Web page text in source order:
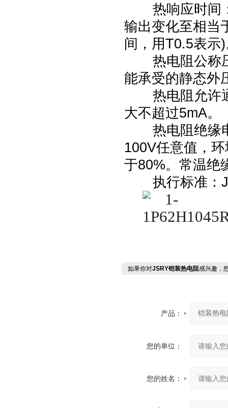
热响应时间
输出变化至相当
间，用T0.5表示)
热电阻公称
能承受的静态外
热电阻允许
大不超过5mA。
热电阻绝缘
100V任意值，
于80%。常温绝
执行标准：
如果你对JSRY铠装热电阻感兴趣，
产品：
您的单位：
您的姓名：